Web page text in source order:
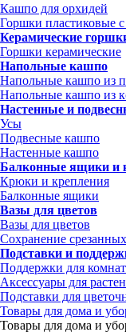
Кашпо для орхидей
Горшки пластиковые
Керамические
Горшки керамические
Напольные кашпо
Напольные кашпо из
Напольные кашпо из
Настенные и
Усы
Подвесные кашпо
Настенные кашпо
Балконные ящики и
Крюки и крепления
Балконные ящики
Вазы для цветов
Вазы для цветов
Сохранение
Подставки и
Поддержки для
Аксессуары для
Подставки для
Товары для дома и
Товары для дома и